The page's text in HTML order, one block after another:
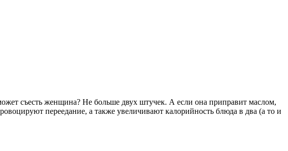
съесть женщина? Не больше двух штучек. А если она приправит маслом,
переедание, а также увеличивают калорийность блюда в два (а то и